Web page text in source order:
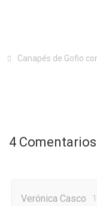
Canapés de Gofio
4 Comentarios
Verónica Casco